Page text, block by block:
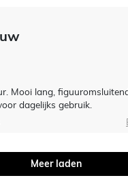
Mooi lang,
dagelijks gebruik.
Meer laden